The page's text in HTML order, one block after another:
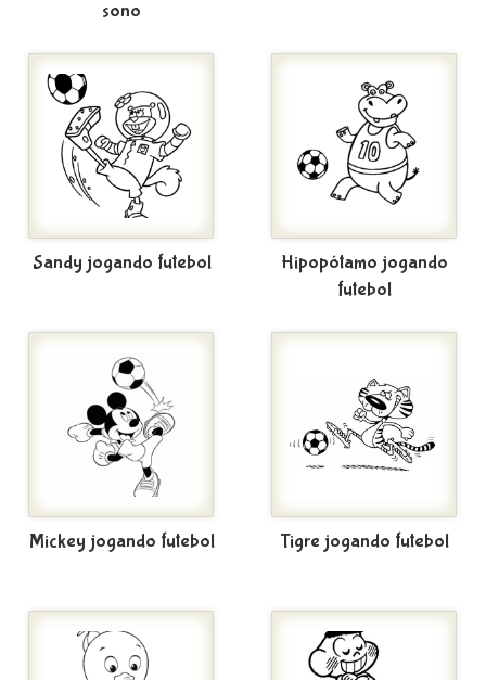
sono
Sandy jogando futebol
Hipopótamo jogando
futebol
Mickey jogando futebol Tigre jogando futebol